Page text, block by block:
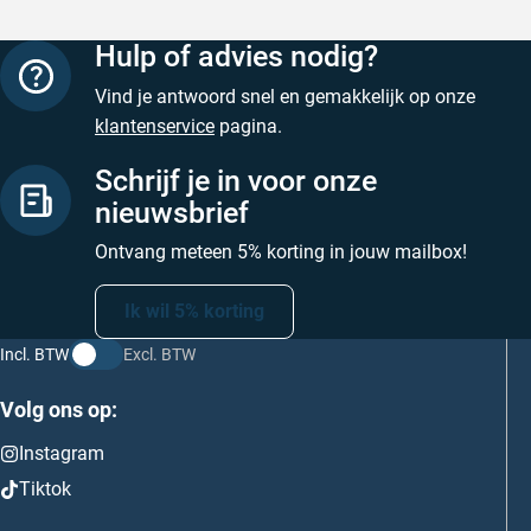
Hulp of advies nodig?
Vind je antwoord snel en gemakkelijk op onze
klantenservice pagina.
Schrijf je in voor onze
nieuwsbrief
Ontvang meteen 5% korting in jouw mailbox!
Ik wil 5% korting
Incl. BTW Excl. BTW
Volg ons op:
Instagram
Tiktok